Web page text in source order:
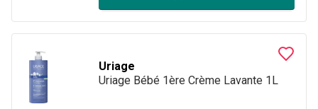
Uriage
Uriage Bébé 1ère Crème Lavante 1L